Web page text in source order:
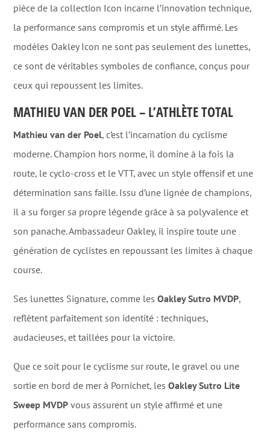
pièce de la collection Icon incarne l’innovation technique,
la performance sans compromis et un style affirmé. Les
modèles Oakley Icon ne sont pas seulement des lunettes,
ce sont de véritables symboles de confiance, conçus pour
ceux qui repoussent les limites.
MATHIEU VAN DER POEL – L’ATHLÈTE TOTAL
Mathieu van der Poel, c’est l’incarnation du cyclisme
moderne. Champion hors norme, il domine à la fois la
route, le cyclo-cross et le VTT, avec un style offensif et une
détermination sans faille. Issu d’une lignée de champions,
il a su forger sa propre légende grâce à sa polyvalence et
son panache. Ambassadeur Oakley, il inspire toute une
génération de cyclistes en repoussant les limites à chaque
course.
Ses lunettes Signature, comme lesOakley Sutro MVDP,
reflètent parfaitement son identité : techniques,
audacieuses, et taillées pour la victoire.
Que ce soit pour le cyclisme sur route, le gravel ou une
sortie en bord de mer à Pornichet, lesOakley Sutro Lite
Sweep MVDP vous assurent un style affirmé et une
performance sans compromis.